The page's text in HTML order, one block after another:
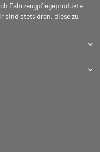
Fahrzeugpflegeprodukte
sind stets dran, diese zu